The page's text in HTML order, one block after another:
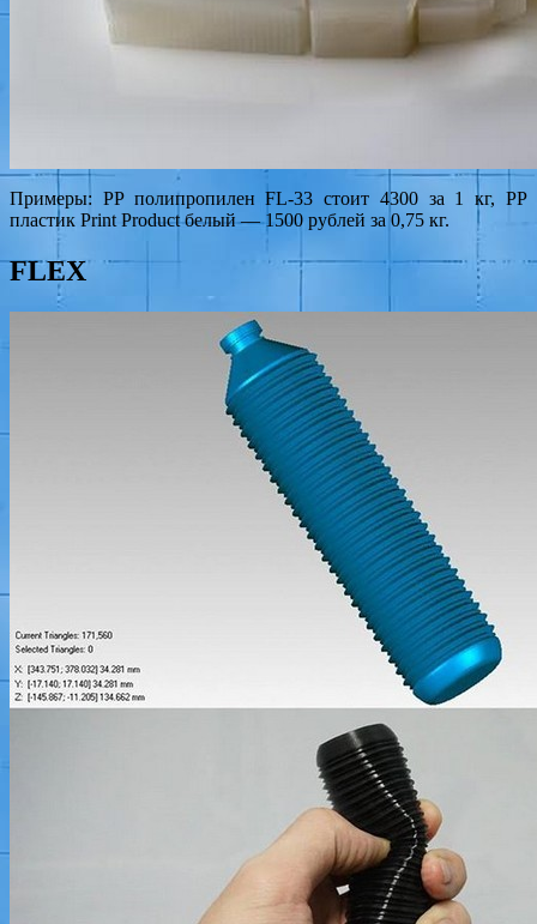
Примеры: PP полипропилен FL-33 стоит 4300 за 1 кг, PP
пластик Print Product белый — 1500 рублей за 0,75 кг.
FLEX